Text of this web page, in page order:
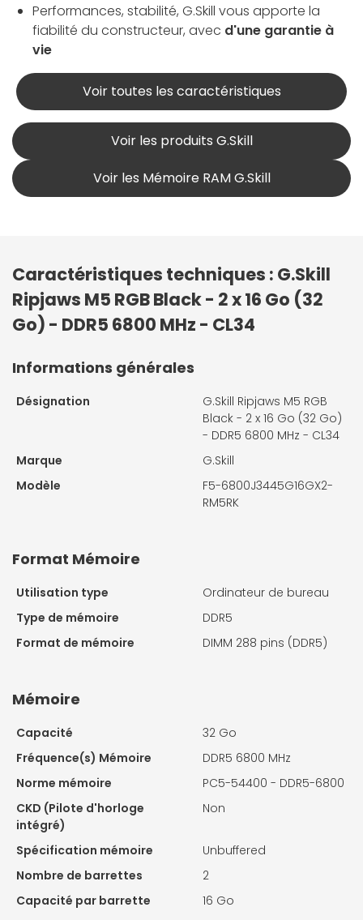
Performances, stabilité, G.Skill vous apporte la
fiabilité du constructeur, avec d'une garantie à
vie
Voir toutes les caractéristiques
Voir les produits G.Skill
Voir les Mémoire RAM G.Skill
Caractéristiques techniques : G.Skill
Ripjaws M5 RGB Black - 2 x 16 Go (32
Go) - DDR5 6800 MHz - CL34
Informations générales
Désignation
G.Skill Ripjaws M5 RGB
Black - 2 x 16 Go (32 Go)
- DDR5 6800 MHz - CL34
Marque
G.Skill
Modèle
F5-6800J3445G16GX2-
RM5RK
Format Mémoire
Utilisation type
Ordinateur de bureau
Type de mémoire
DDR5
Format de mémoire
DIMM 288 pins (DDR5)
Mémoire
Capacité
32 Go
Fréquence(s) Mémoire
DDR5 6800 MHz
Norme mémoire
PC5-54400 - DDR5-6800
CKD (Pilote d'horloge
intégré)
Non
Spécification mémoire
Unbuffered
Nombre de barrettes
2
Capacité par barrette
16 Go